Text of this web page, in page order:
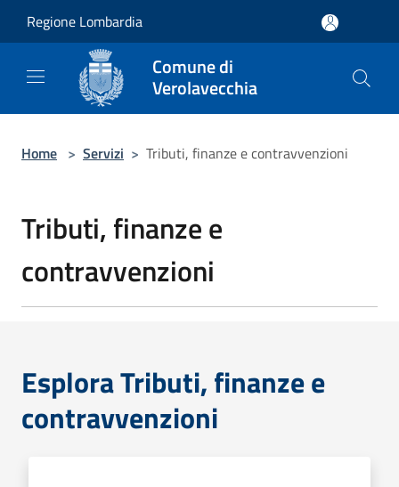
Regione Lombardia
Comune di
Verolavecchia
Home > Servizi > Tributi, finanze e contravvenzioni
Tributi, finanze e
contravvenzioni
Esplora Tributi, finanze e
contravvenzioni